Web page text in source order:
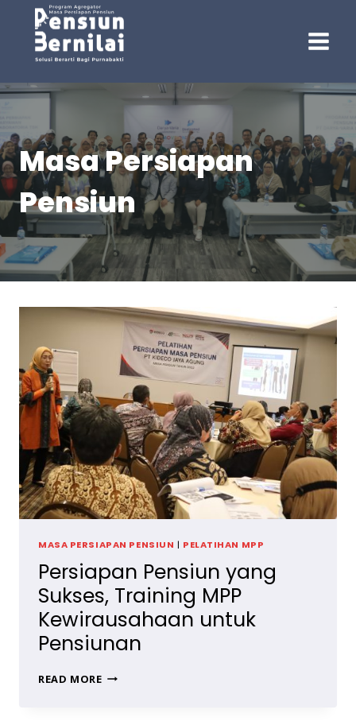
content
Masa Persiapan
Pensiun
MASA PERSIAPAN PENSIUN | PELATIHAN MPP
Persiapan Pensiun yang
Sukses, Training MPP
Kewirausahaan untuk
Pensiunan
READ MOREPERSIAPAN